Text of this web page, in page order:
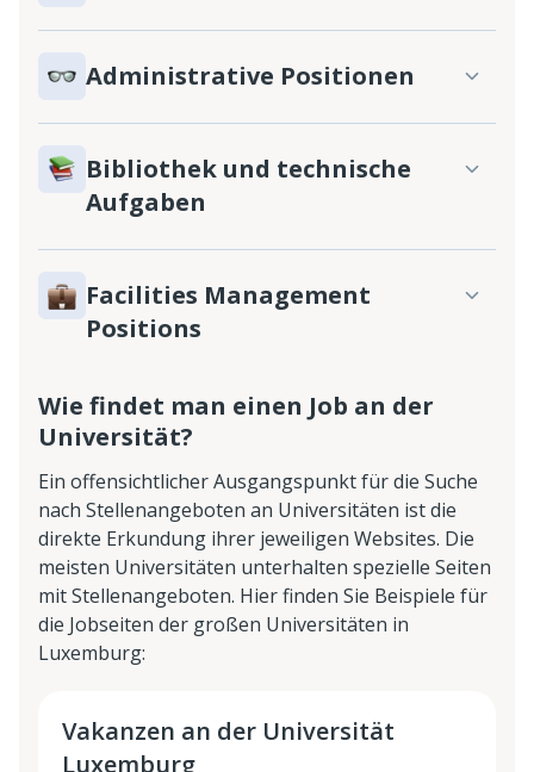
Administrative Positionen
Bibliothek und technische
Aufgaben
Facilities Management
Positions
Wie findet man einen Job an der
Universität?
Ein offensichtlicher Ausgangspunkt für die Suche
nach Stellenangeboten an Universitäten ist die
direkte Erkundung ihrer jeweiligen Websites. Die
meisten Universitäten unterhalten spezielle Seiten
mit Stellenangeboten. Hier finden Sie Beispiele für
die Jobseiten der großen Universitäten in
Luxemburg:
Vakanzen an der Universität
Luxemburg